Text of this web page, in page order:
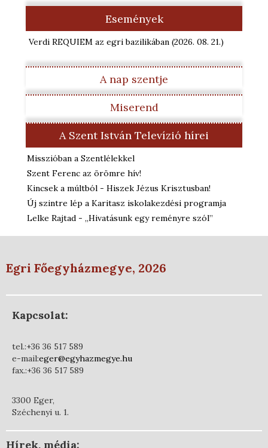
Események
Verdi REQUIEM az egri bazilikában (2026. 08. 21.)
A nap szentje
Miserend
A Szent István Televízió hírei
Misszióban a Szentlélekkel
Szent Ferenc az örömre hív!
Kincsek a múltból - Hiszek Jézus Krisztusban!
Új szintre lép a Karitasz iskolakezdési programja
Lelke Rajtad - „Hivatásunk egy reményre szól”
Egri Főegyházmegye, 2026
Kapcsolat:
tel.:+36 36 517 589
e-mail:eger@egyhazmegye.hu
fax.:+36 36 517 589
3300 Eger,
Széchenyi u. 1.
Hírek, média: